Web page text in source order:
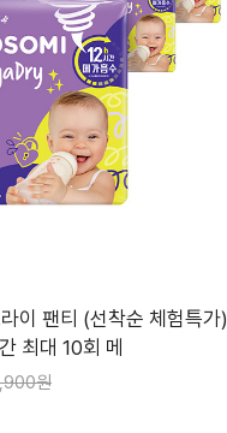
이 팬티 (선착순 체험특가)
최대 10회 메
원